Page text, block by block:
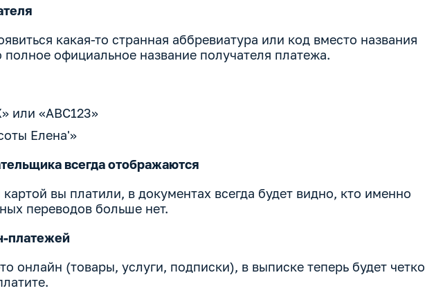
какая-то странная аббревиатура или код вместо названия
официальное название получателя платежа.
или «ABC123»
Елена'»
всегда отображаются
вы платили, в документах всегда будет видно, кто именно
переводов больше нет.
платежей
онлайн (товары, услуги, подписки), в выписке теперь будет четко